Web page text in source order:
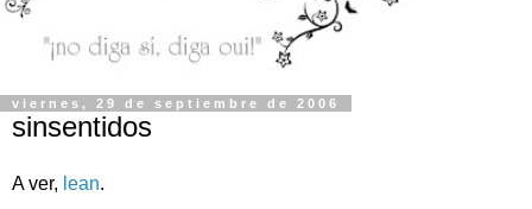
viernes, 29 de septiembre de 2006
sinsentidos
A ver, lean.